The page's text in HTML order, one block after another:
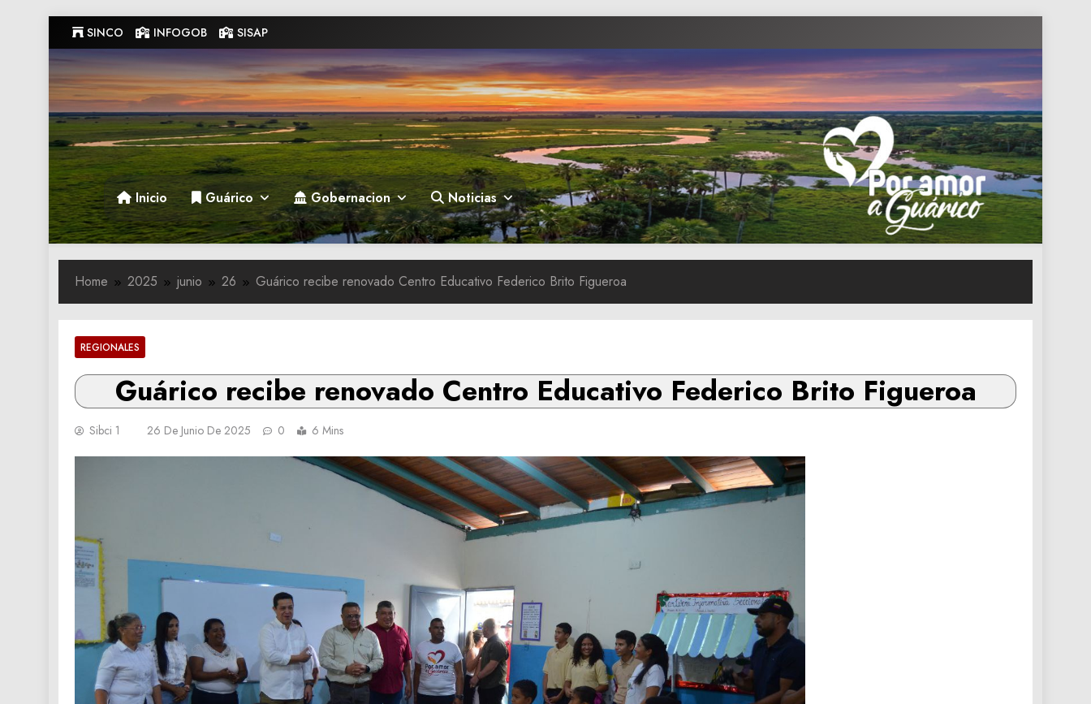
to
content
SINCO INFOGOB SISAP
Gobernacion de Guarico
Gobernacion de Guarico
Inicio Guárico Gobernacion Noticias
Home 2025 junio 26 ‎Guárico recibe renovado Centro Educativo Federico Brito Figueroa
REGIONALES
‎Guárico recibe renovado Centro Educativo Federico Brito Figueroa
Sibci 1 26 De Junio De 2025 0 6 Mins